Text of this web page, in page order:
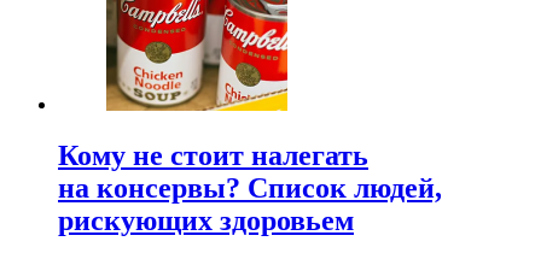
Кому не стоит налегать
на консервы? Список людей,
рискующих здоровьем